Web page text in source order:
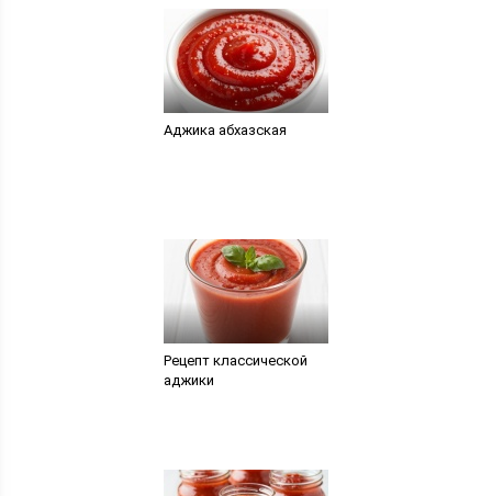
Аджика абхазская
Рецепт классической
аджики